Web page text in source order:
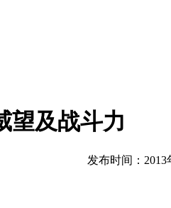
望及战斗力
发布时间：2013